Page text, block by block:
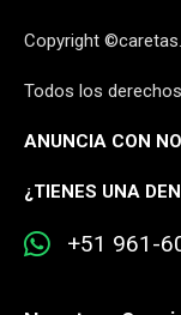
Copyright
Todos los
ANUNCIA CON
¿TIENES UNA
+51 961-